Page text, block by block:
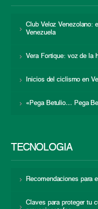
Club Veloz Venezolano:
Venezuela
Vera Fortique: voz de la
Inicios del ciclismo en
«Pega Betulio… Pega
TECNOLOGÍA
Recomendaciones para
Claves para proteger tu